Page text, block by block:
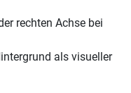
rechten Achse bei
als visueller